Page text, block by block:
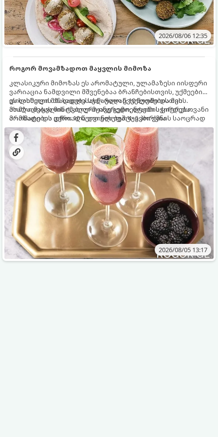
2026/08/06 12:35
როგორ მოვამზადოთ მაყვლის მიმოზა
კლასიკური მიმოზას ეს არომატული, ულამაზესი იისფერი
ვარიაცია ნამდვილი მშვენებაა ბრანჩებისთვის, უქმეების
დილისთვის ან სადღესასწაულო წვეულებებისთვის.
ახალი მაყვლის ტკბილ-მჟავე გემო, ლაიმის ციტრუსოვანი
არომატი და ცქრიალა ღვინის ბუშტუკები ქმნის საოცრად
დახვეწილ და მაგრილებელ კოქტეილს.
ეს სასმელი მზადდება სულ რაღაც 10 წუთში და მის
მომზადებას მინიმალური ინგრედიენტები სჭირდება.
მომზადების დრო: 10 წუთი ულუფა: 4–6 პორცია
2026/08/05 13:17